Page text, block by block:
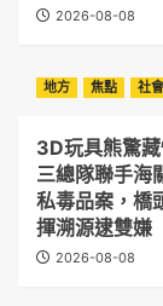
2026-08-08
地方
焦點 社會
3D玩具熊驚
三總隊聯手海
私毒品案，橋
揮溯源逮雙嫌
2026-08-08